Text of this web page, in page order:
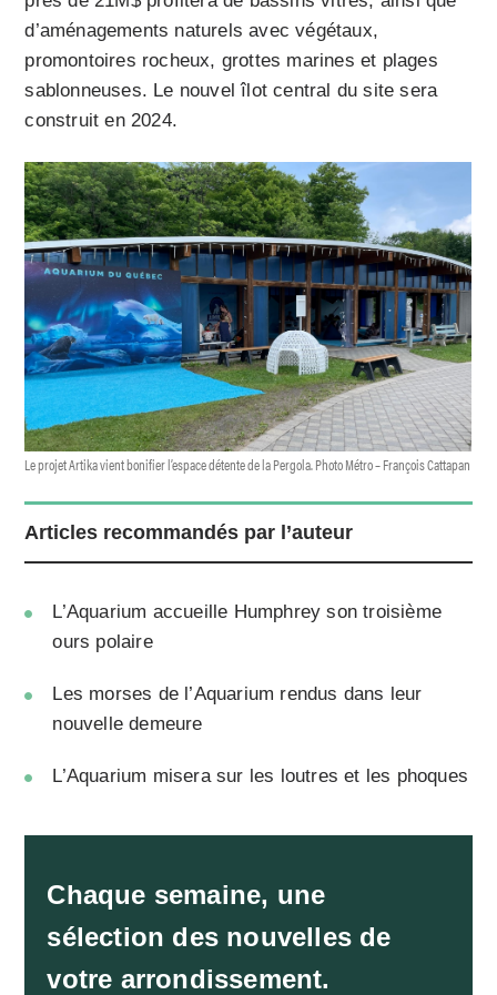
d’aménagements naturels avec végétaux,
promontoires rocheux, grottes marines et plages
sablonneuses. Le nouvel îlot central du site sera
construit en 2024.
Le projet Artika vient bonifier l’espace détente de la Pergola. Photo Métro – François Cattapan
Articles recommandés par l’auteur
L’Aquarium accueille Humphrey son troisième
ours polaire
Les morses de l’Aquarium rendus dans leur
nouvelle demeure
L’Aquarium misera sur les loutres et les phoques
Chaque semaine, une
sélection des nouvelles de
votre arrondissement.